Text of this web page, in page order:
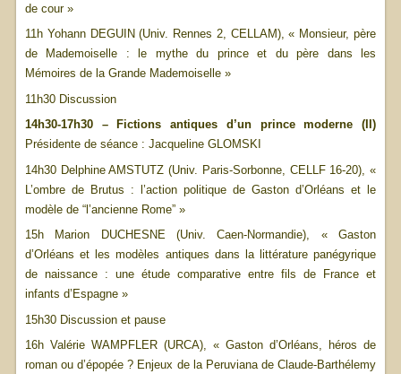
de cour »
11h Yohann DEGUIN (Univ. Rennes 2, CELLAM), « Monsieur, père
de Mademoiselle : le mythe du prince et du père dans les
Mémoires de la Grande Mademoiselle »
11h30 Discussion
14h30-17h30 – Fictions antiques d’un prince moderne (II)
Présidente de séance : Jacqueline GLOMSKI
14h30 Delphine AMSTUTZ (Univ. Paris-Sorbonne, CELLF 16-20), «
L’ombre de Brutus : l’action politique de Gaston d’Orléans et le
modèle de “l’ancienne Rome” »
15h Marion DUCHESNE (Univ. Caen-Normandie), « Gaston
d’Orléans et les modèles antiques dans la littérature panégyrique
de naissance : une étude comparative entre fils de France et
infants d’Espagne »
15h30 Discussion et pause
16h Valérie WAMPFLER (URCA), « Gaston d’Orléans, héros de
roman ou d’épopée ? Enjeux de la Peruviana de Claude-Barthélemy